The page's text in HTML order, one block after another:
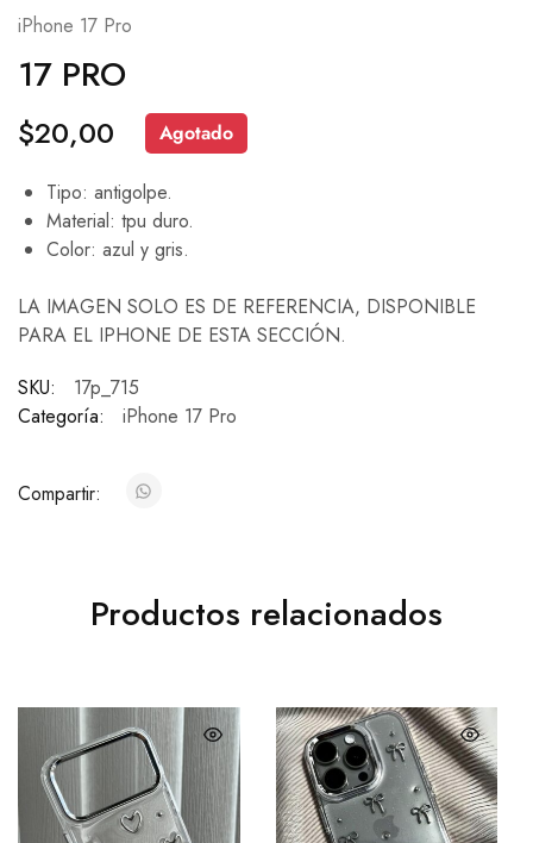
iPhone 17 Pro
17 PRO
$20,00 Agotado
Tipo: antigolpe.
Material: tpu duro.
Color: azul y gris.
LA IMAGEN SOLO ES DE REFERENCIA, DISPONIBLE
PARA EL IPHONE DE ESTA SECCIÓN.
SKU:
17p_715
Categoría:
iPhone 17 Pro
Compartir:
Productos relacionados